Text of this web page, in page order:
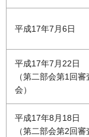
平成17年7月6日
平成17年7月22日
（第二部会第1回審
会）
平成17年8月18日
（第二部会第2回審